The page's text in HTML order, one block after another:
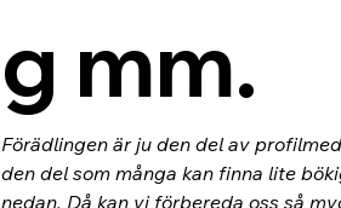
g mm.
Förädlingen är ju den del av
den del som många kan finna lite
nedan. Då kan vi förbereda oss så